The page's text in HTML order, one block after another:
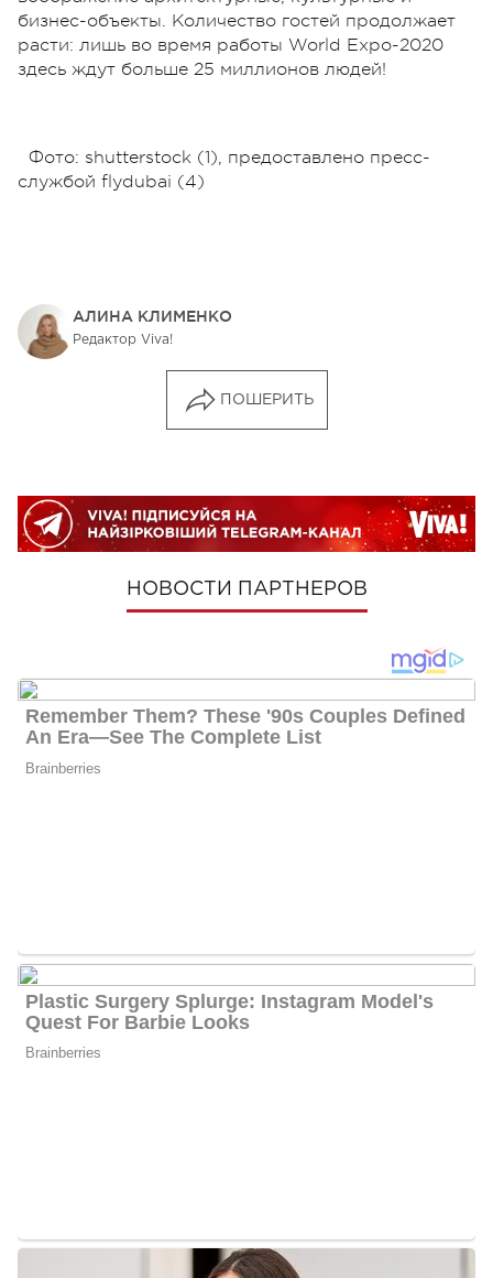
бизнес-объекты. Количество гостей продолжает
расти: лишь во время работы World Expo-2020
здесь ждут больше 25 миллионов людей!
Фото: shutterstock (1), предоставлено пресс-
службой flydubai (4)
АЛИНА КЛИМЕНКО
Редактор Viva!
ПОШЕРИТЬ
НОВОСТИ ПАРТНЕРОВ